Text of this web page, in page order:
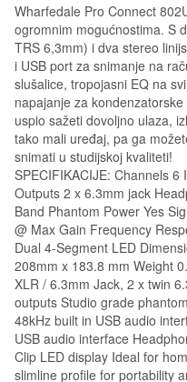
Wharfedale Pro Connect
ogromnim mogućnostima. S
TRS 6,3mm) i dva stereo
i USB port za snimanje na
slušalice, tropojasni EQ na
napajanje za
uspio sažeti dovoljno ulaza,
tako mali uređaj, pa ga
snimati u studijskoj kvaliteti!
SPECIFIKACIJE: Channels
Outputs 2 x 6.3mm jack
Band Phantom Power Yes
@ Max Gain Frequency
Dual 4-Segment LED
208mm x 183.8 mm Weight
XLR / 6.3mm Jack, 2 x twin
outputs Studio grade
48kHz built in USB audio
USB audio interface
Clip LED display Ideal for
slimline profile for portability